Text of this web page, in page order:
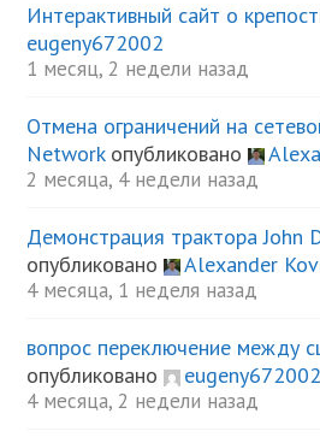
Интерактивный сайт о
eugeny672002
1 месяц, 2 недели назад
Отмена ограничений на
Networkопубликовано
2 месяца, 4 недели назад
Демонстрация трактора John
опубликовано
Alexander
4 месяца, 1 неделя назад
вопрос переключение между
опубликовано
eugeny672002
4 месяца, 2 недели назад